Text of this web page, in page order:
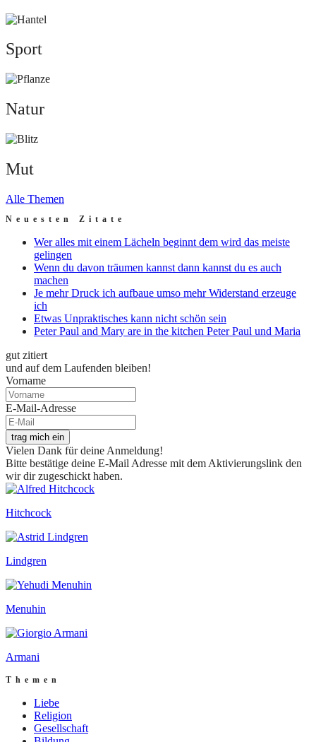
Sport
Sport
Natur
Natur
Mut
Mut
Alle Themen
Neuesten Zitate
Wer alles mit einem Lächeln beginnt dem wird das meiste
gelingen
Wenn du davon träumen kannst dann kannst du es auch
machen
Je mehr Druck ich aufbaue umso mehr Widerstand erzeuge
ich
Etwas Unpraktisches kann nicht schön sein
Peter Paul and Mary are in the kitchen Peter Paul und Maria
gut zitiert
und auf dem Laufenden bleiben!
Vorname
E-Mail-Adresse
trag mich ein
Vielen Dank für deine Anmeldung!
Bitte bestätige deine E-Mail Adresse mit dem Aktivierungslink den
wir dir zugeschickt haben.
Hitchcock
Lindgren
Menuhin
Armani
Themen
Liebe
Religion
Gesellschaft